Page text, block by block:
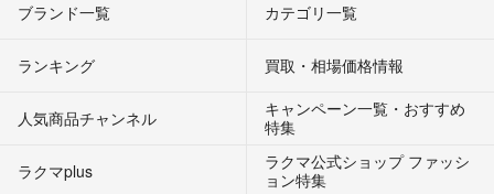
ブランド一覧 カテゴリ一覧
ランキング 買取・相場価格情報
人気商品チャンネル
キャンペーン一覧・おすすめ
特集
ラクマplus
ラクマ公式ショップ ファッシ
ョン特集